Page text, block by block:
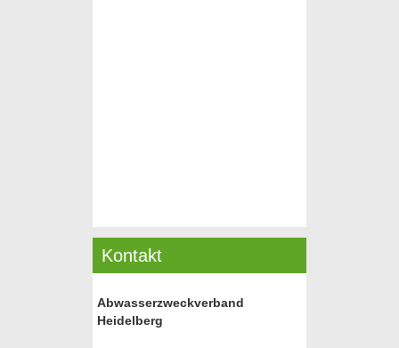
Kontakt
Abwasserzweckverband
Heidelberg